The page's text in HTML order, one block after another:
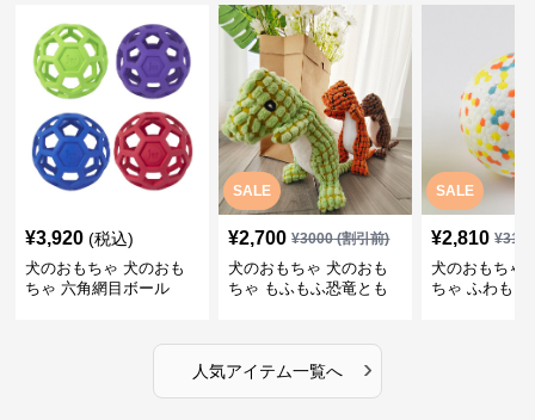
¥3,920 (税込)
犬のおもちゃ 犬のおも
ちゃ 六角網目ボール
SALE
¥2,700 ¥3000(割引前)
犬のおもちゃ 犬のおも
ちゃ もふもふ恐竜とも
SALE
¥2,810 ¥
犬のおもちゃ
ちゃ ふわもこ
人気アイテム一覧へ ›